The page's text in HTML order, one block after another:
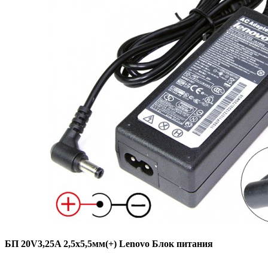
БП 20V3,25A 2,5х5,5мм(+) Lenovo Блок питания